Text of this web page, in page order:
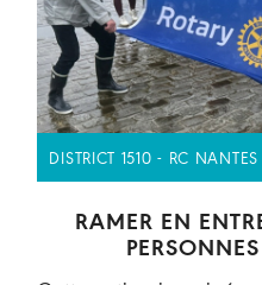
DISTRICT 1510 - RC
RAMER EN